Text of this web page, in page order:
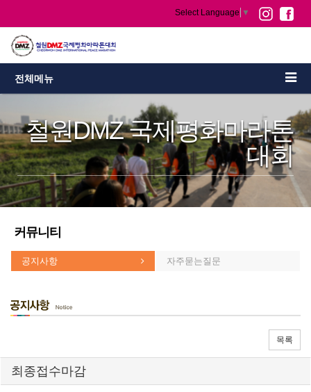
Select Language ▼
전체메뉴
철원DMZ 국제평화마라톤
대회
커뮤니티
공지사항 자주묻는질문
목록
최종접수마감